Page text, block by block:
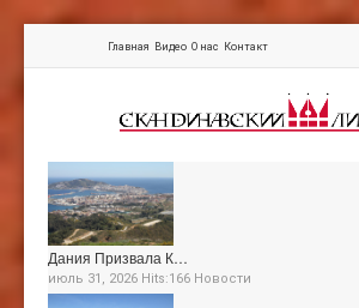
Главная Видео О нас Контакт
Дания Призвала К…
июль 31, 2026 Hits:166 Новости